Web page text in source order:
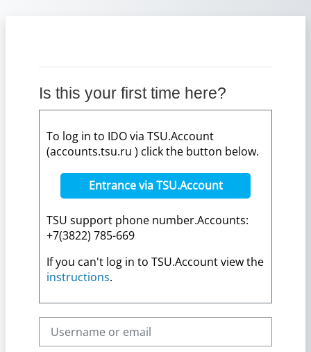
Is this your first time here?
To log in to IDO via TSU.Account
(accounts.tsu.ru ) click the button below.
Entrance via TSU.Account
TSU support phone number.Accounts:
+7(3822) 785-669
If you can't log in to TSU.Account view the
instructions.